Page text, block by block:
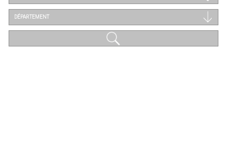
DÉPARTEMENT